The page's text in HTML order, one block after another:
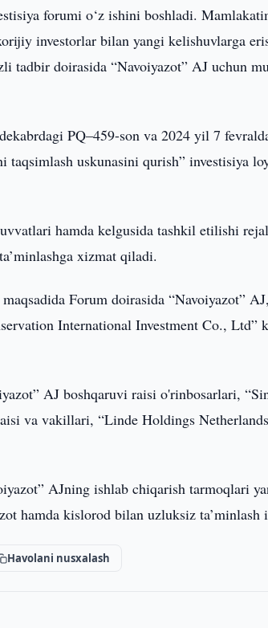
forumi o‘z ishini boshladi.
investorlar bilan yangi kelishuvlarga
tadbir doirasida “Navoiyazot” AJ uchun
PQ–459-son va 2024 yil 7
uskunasini qurish” investisiya
hamda kelgusida tashkil etilishi
xizmat qiladi.
Forum doirasida “Navoiyazot”
International Investment Co., Ltd”
AJ boshqaruvi raisi o'rinbosarlari,
va vakillari, “Linde Holdings
AJning ishlab chiqarish tarmoqlari
hamda kislorod bilan uzluksiz ta’minlash
Havolani nusxalash